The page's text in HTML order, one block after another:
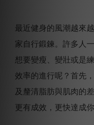
最近健身的風潮越來
家自行鍛鍊。許多人
想要變瘦、變壯或是
效率的進行呢？首先
及釐清脂肪與肌肉的
更有成效，更快達成你